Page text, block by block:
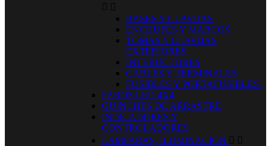
 
BASES Y CLAVIJAS
ENCHUFES Y MARCOS
TOMAS Y CLAVIJAS
EXTERIORES
INTERUCTORES
CABLES Y TERMINALES
FUSIBLES Y PORTAFUSIBLES.
FAROS LED 4X4
GUINCHES DE ARRASTRE
INDICADORES Y
CONTROLADORES
LAMPARAS, ILUMINACION  